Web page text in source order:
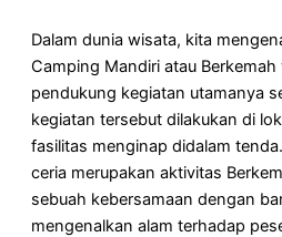
Dalam dunia wisata, kita
Camping Mandiri atau
pendukung kegiatan utamanya
kegiatan tersebut dilakukan di
fasilitas menginap didalam
ceria merupakan aktivitas
sebuah kebersamaan dengan
mengenalkan alam terhadap